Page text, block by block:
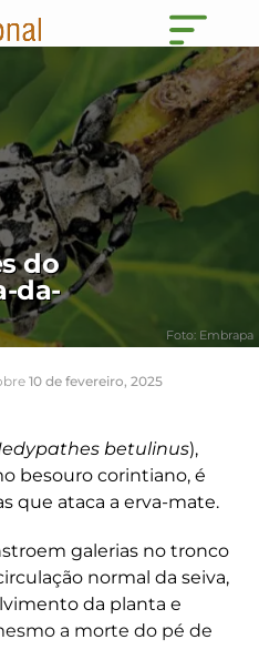
do
da-
Foto: Embrapa
10 de fevereiro, 2025
betulinus),
besouro corintiano, é
que ataca a erva-mate.
galerias no tronco
normal da seiva,
da planta e
a morte do pé de